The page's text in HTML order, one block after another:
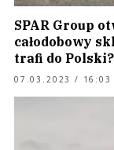
SPAR Group
całodobowy
trafi do Polski?
07.03.2023 / 16:03